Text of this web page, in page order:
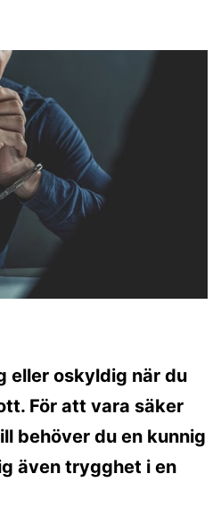
eller oskyldig när du
För att vara säker
behöver du en kunnig
även trygghet i en